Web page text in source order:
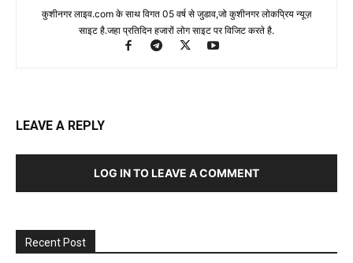
कुशीनगर लाइव.com के साथ विगत 05 वर्ष से जुडाव,जो कुशीनगर लोकप्रिय न्यूज़
साइट है.जहा प्रतिदिन हजारों लोग साइट पर विजिट करते है.
LEAVE A REPLY
LOG IN TO LEAVE A COMMENT
Recent Post